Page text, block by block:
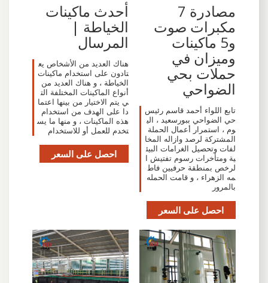
مصادرة 7
مكبرات صوت
و5 ماكينات
وميزان في
حملات بحي
الضواحي
تابع اللواء أحمد قاسم رئيس
حي الضواحي ببورسعيد ، الي
وم ، استمرار أعمال الحملة
المشتركة لرصد وازاله المخا
لفات وتحصيل الغرامات البيئ
ية ومتأخرات رسوم تفتيش ا
لرخص بمنطقة حرفيين فاط
مه الزهراء ، و قامت الحمله
بالمرور
احصل على السعر
أحدث ماكينات
الخياطة |
المرسال
هناك العديد من الأشخاص يع
تادون على استخدام ماكينات
الخياطة ، و هناك العديد من
أنواع الماكينات المختلفة الت
ي يتم الاختيار من بينها اعتما
دا على الهدف من استخدام
هذه الماكينات ، و منها ما يس
تخدم للعمل أو للاستخدام
احصل على السعر